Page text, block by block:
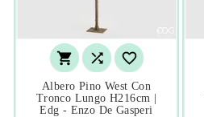
  
Albero Pino West Con
Tronco Lungo H216cm |
Edg - Enzo De Gasperi